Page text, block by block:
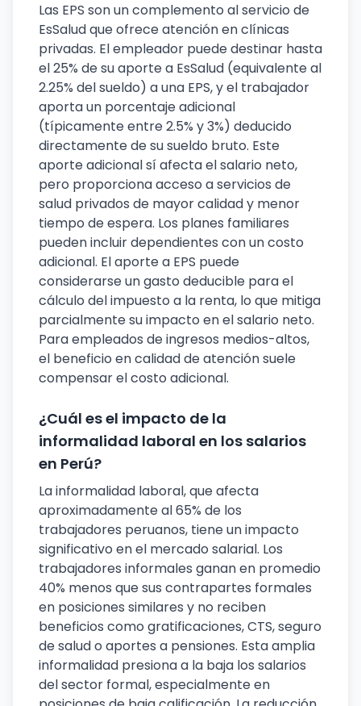
Las EPS son un complemento al servicio de
EsSalud que ofrece atención en clínicas
privadas. El empleador puede destinar hasta
el 25% de su aporte a EsSalud (equivalente al
2.25% del sueldo) a una EPS, y el trabajador
aporta un porcentaje adicional
(típicamente entre 2.5% y 3%) deducido
directamente de su sueldo bruto. Este
aporte adicional sí afecta el salario neto,
pero proporciona acceso a servicios de
salud privados de mayor calidad y menor
tiempo de espera. Los planes familiares
pueden incluir dependientes con un costo
adicional. El aporte a EPS puede
considerarse un gasto deducible para el
cálculo del impuesto a la renta, lo que mitiga
parcialmente su impacto en el salario neto.
Para empleados de ingresos medios-altos,
el beneficio en calidad de atención suele
compensar el costo adicional.
¿Cuál es el impacto de la
informalidad laboral en los salarios
en Perú?
La informalidad laboral, que afecta
aproximadamente al 65% de los
trabajadores peruanos, tiene un impacto
significativo en el mercado salarial. Los
trabajadores informales ganan en promedio
40% menos que sus contrapartes formales
en posiciones similares y no reciben
beneficios como gratificaciones, CTS, seguro
de salud o aportes a pensiones. Esta amplia
informalidad presiona a la baja los salarios
del sector formal, especialmente en